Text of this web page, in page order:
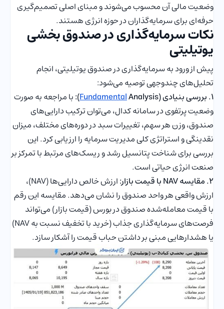
وضعیت مالی آن محسوب می‌شوند و مبنای اصلی تصمیم‌گیری
حرفه‌ای برای سرمایه‌گذاران در حوزه انرژی هستند.
نکات سرمایه‌گذاری در صندوق بخشی
یوتیلیتی
پیش از ورود به سرمایه‌گذاری در صندوق یوتیلیتی، انجام
تحلیل‌های چندوجهی توصیه می‌شود:
1. بررسی بنیادی (
FundamentalAnalysis):
با مراجعه به صورت
وضعیت پرتفوی در سامانه کدال، می‌توان ترکیب دارایی‌های
صندوق، وزن هر سهم، تغییرات سبد در دوره‌های مختلف، میزان
نقدینگی و استراتژی کلی مدیریت سرمایه را ارزیابی کرد. این
بررسی برای شناخت پتانسیل رشد و ریسک‌های مرتبط با تمرکز بر
صنعت انرژی حیاتی است.
2. مقایسه NAV با قیمت بازار:
ارزش خالص دارایی‌ها (NAV)،
ارزش واقعی هر واحد صندوق را نشان می‌دهد. مقایسه این رقم
با قیمت معامله‌شده صندوق در بورس (قیمت بازار) می‌تواند
فرصت‌های سرمایه‌گذاری جذاب (خرید با تخفیف نسبت به NAV)
یا هشدارهایی مبنی بر داشتن حباب قیمت را آشکار سازد.